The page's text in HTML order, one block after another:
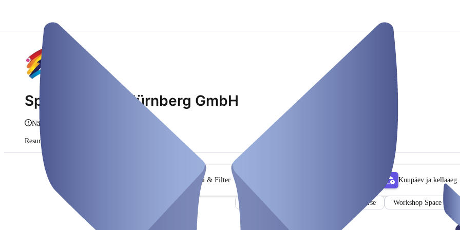
Sportcentrum Nürnberg GmbH
Näita infot
Resursid
Otsi & Filter Kuupäev ja kellaaeg
Sports hall Course Workshop Space